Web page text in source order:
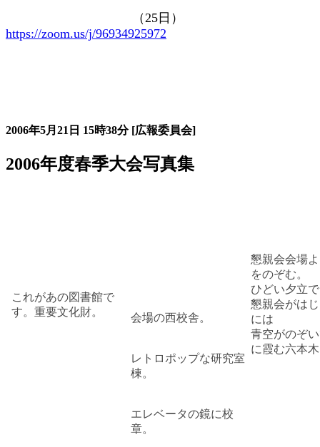
（25 日）
https://zoom.us/j/96934925972
2006年5月21日 15時38分 [広報委員会]
2006年度春季大会写真集
これがあの図書館で
す。重要文化財。
会場の西校舎。
レトロポップな研究室
棟。
エレベータの鏡に校
章。
懇親会会場
をのぞむ。
ひどい夕立
懇親会がは
には
青空がのぞ
に霞む六本